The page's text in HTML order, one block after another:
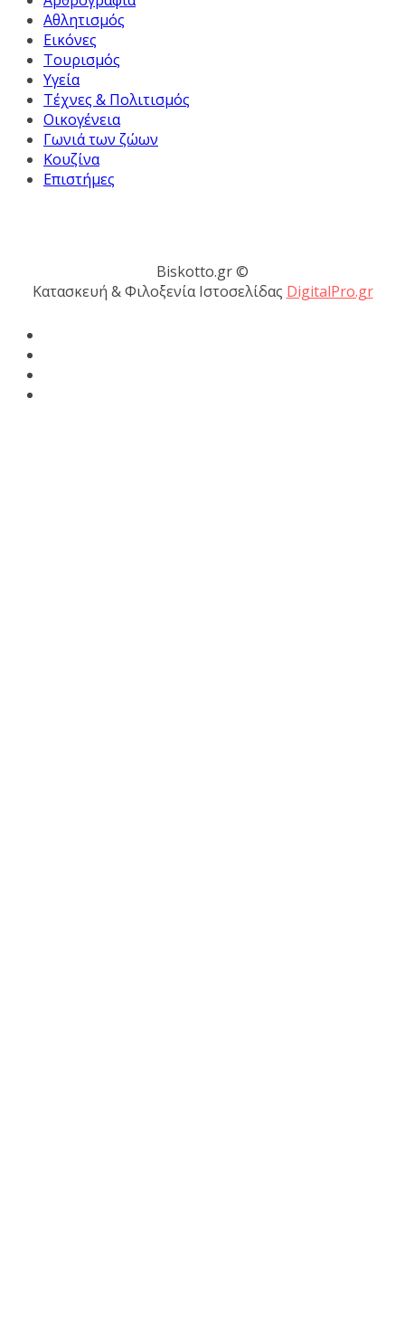
Αθλητισμός
Εικόνες
Τουρισμός
Υγεία
Τέχνες & Πολιτισμός
Οικογένεια
Γωνιά των ζώων
Κουζίνα
Επιστήμες
Biskotto.gr ©
Κατασκευή & Φιλοξενία Ιστοσελίδας DigitalPro.gr